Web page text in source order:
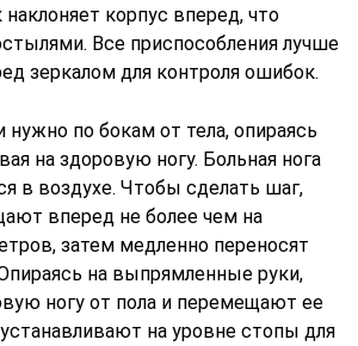
корпус вперед, что
Все приспособления лучше
зеркалом для контроля ошибок.
по бокам от тела, опираясь
на здоровую ногу. Больная нога
в воздухе. Чтобы сделать шаг,
вперед не более чем на
затем медленно переносят
на выпрямленные руки,
ногу от пола и перемещают ее
на уровне стопы для